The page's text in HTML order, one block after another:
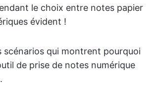
le choix entre notes papier
évident !
scénarios qui montrent pourquoi
de prise de notes numérique